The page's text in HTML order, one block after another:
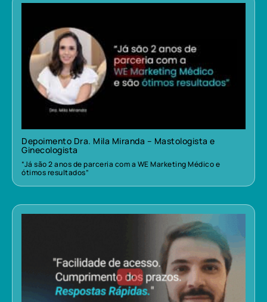
Depoimento Dra. Mila Miranda – Mastologista e
Ginecologista
“Já são 2 anos de parceria com a WE Marketing Médico e
ótimos resultados”